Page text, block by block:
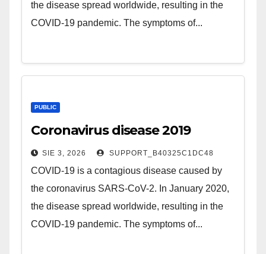
the disease spread worldwide, resulting in the
COVID-19 pandemic. The symptoms of...
PUBLIC
Coronavirus disease 2019
SIE 3, 2026 SUPPORT_B40325C1DC48
COVID-19 is a contagious disease caused by
the coronavirus SARS-CoV-2. In January 2020,
the disease spread worldwide, resulting in the
COVID-19 pandemic. The symptoms of...